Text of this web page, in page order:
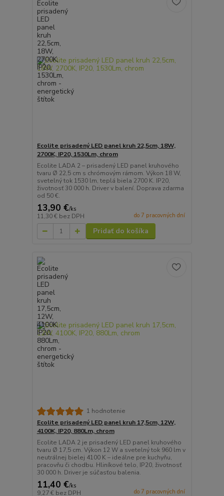
Ecolite prisadený LED panel kruh 22,5cm, 18W,
2700K, IP20, 1530Lm, chrom
Ecolite LADA 2 – prisadený LED panel kruhového
tvaru Ø 22,5 cm s chrómovým rámom. Výkon 18 W,
svetelný tok 1530 lm, teplá biela 2700 K. IP20,
životnosť 30 000 h. Driver v balení. Doprava zdarma
od 50 €.
13,90 €/ks
11,30 € bez DPH do 7 pracovných dní
Pridať do košíka
1 hodnotenie
Ecolite prisadený LED panel kruh 17,5cm, 12W,
4100K, IP20, 880Lm, chrom
Ecolite LADA 2 je prisadený LED panel kruhového
tvaru Ø 17,5 cm. Výkon 12 W a svetelný tok 960 lm v
neutrálnej bielej 4100 K – ideálne pre kuchyňu,
pracovňu či chodbu. Hliníkové telo, IP20, životnosť
30 000 h. Driver je súčasťou balenia.
11,40 €/ks
9,27 € bez DPH do 7 pracovných dní